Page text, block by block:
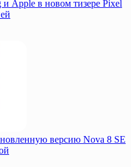
и Apple в новом тизере Pixel
версию Nova 8 SE